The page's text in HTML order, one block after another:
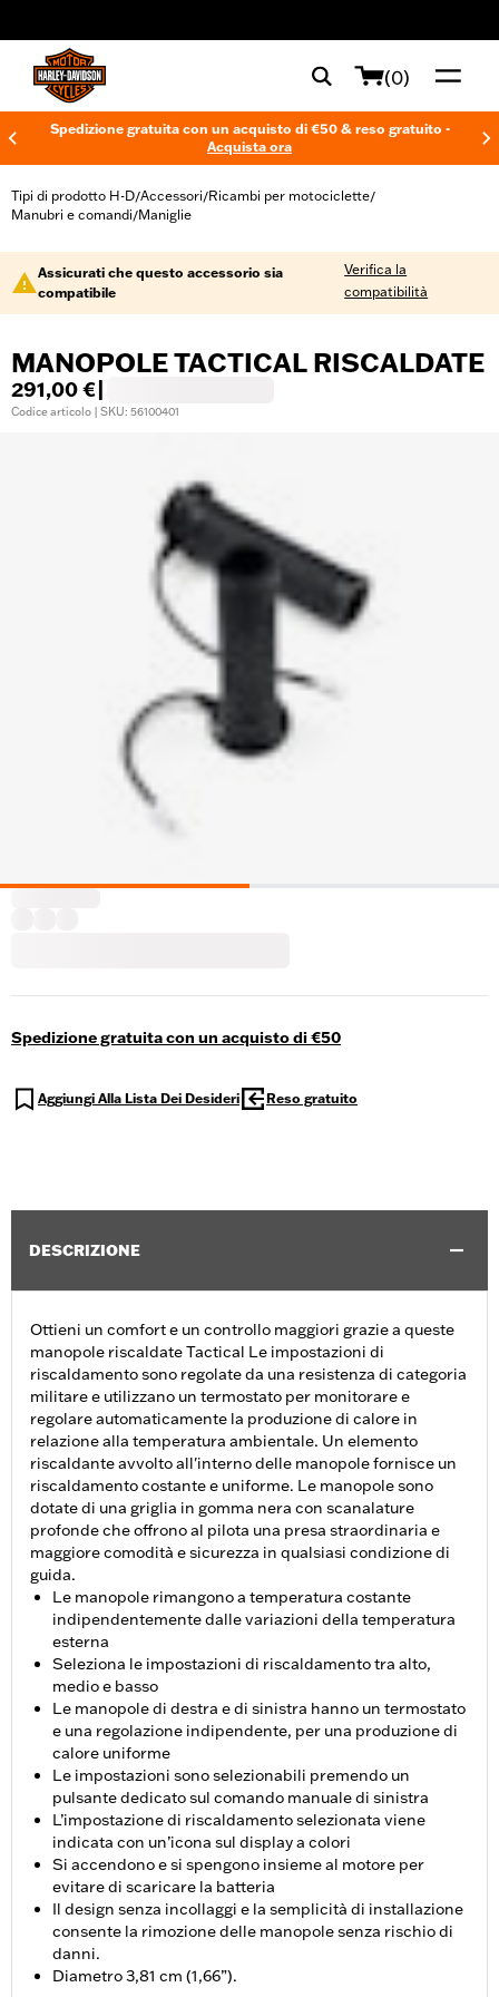
(0)
Spedizione gratuita con un acquisto di €50 & reso gratuito -
Acquista ora
Tipi di prodotto H-D/Accessori/Ricambi per motociclette/
Manubri e comandi/Maniglie
Assicurati che questo accessorio sia
compatibile
Verifica la
compatibilità
MANOPOLE TACTICAL RISCALDATE
291,00 €
Codice articolo | SKU: 56100401
Spedizione gratuita con un acquisto di €50
Aggiungi Alla Lista Dei Desideri Reso gratuito
DESCRIZIONE
Ottieni un comfort e un controllo maggiori grazie a queste
manopole riscaldate Tactical Le impostazioni di
riscaldamento sono regolate da una resistenza di categoria
militare e utilizzano un termostato per monitorare e
regolare automaticamente la produzione di calore in
relazione alla temperatura ambientale. Un elemento
riscaldante avvolto all'interno delle manopole fornisce un
riscaldamento costante e uniforme. Le manopole sono
dotate di una griglia in gomma nera con scanalature
profonde che offrono al pilota una presa straordinaria e
maggiore comodità e sicurezza in qualsiasi condizione di
guida.
Le manopole rimangono a temperatura costante
indipendentemente dalle variazioni della temperatura
esterna
Seleziona le impostazioni di riscaldamento tra alto,
medio e basso
Le manopole di destra e di sinistra hanno un termostato
e una regolazione indipendente, per una produzione di
calore uniforme
Le impostazioni sono selezionabili premendo un
pulsante dedicato sul comando manuale di sinistra
L’impostazione di riscaldamento selezionata viene
indicata con un’icona sul display a colori
Si accendono e si spengono insieme al motore per
evitare di scaricare la batteria
Il design senza incollaggi e la semplicità di installazione
consente la rimozione delle manopole senza rischio di
danni.
Diametro 3,81 cm (1,66”).